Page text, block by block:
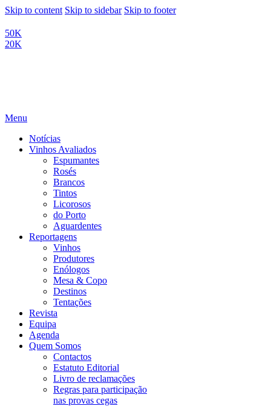
Skip to content Skip to sidebar Skip to footer
50K
20K
Menu
Notícias
Vinhos Avaliados
Espumantes
Rosés
Brancos
Tintos
Licorosos
do Porto
Aguardentes
Reportagens
Vinhos
Produtores
Enólogos
Mesa & Copo
Destinos
Tentações
Revista
Equipa
Agenda
Quem Somos
Contactos
Estatuto Editorial
Livro de reclamações
Regras para participação
nas provas cegas